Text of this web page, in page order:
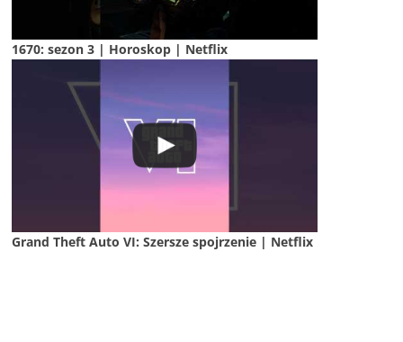
1670: sezon 3 | Horoskop | Netflix
Grand Theft Auto VI: Szersze spojrzenie | Netflix